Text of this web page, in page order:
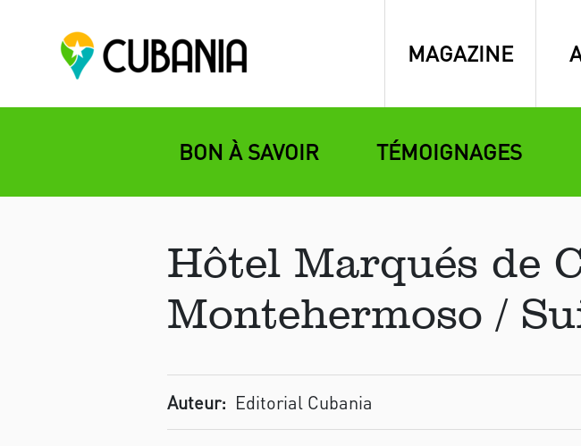
MAGAZINE
BON À SAVOIR TÉMOIGNAGES
Hôtel Marqués de
Montehermoso /
Auteur: Editorial Cubania